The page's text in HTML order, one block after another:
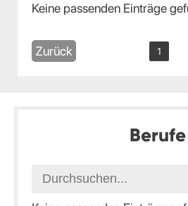
Keine passenden Einträge
Zurück 1
Berufe